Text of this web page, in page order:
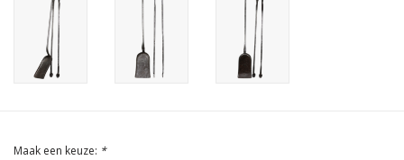
Cadeau Bonnen
Maak een keuze: *